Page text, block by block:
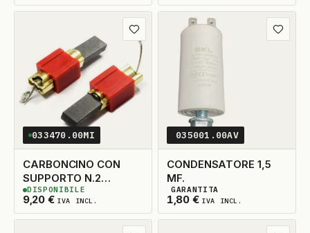
Aggiungi ai preferiti
033470.00MI
CARBONCINO CON
SUPPORTO N.2
5X15X30
9,20 € IVA INCL.
3DISPONIBILI
DISPONIBILE
035001.00AV
CONDENSATORE 1,5
MF.
1,80 € IVA INCL.
2DISPONIBILI
GARANTITA